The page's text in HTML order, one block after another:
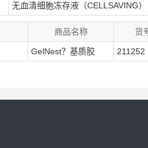
无血清细胞冻存液（CELLSAVING）
商品名称 货
GelNest？基质胶 211252